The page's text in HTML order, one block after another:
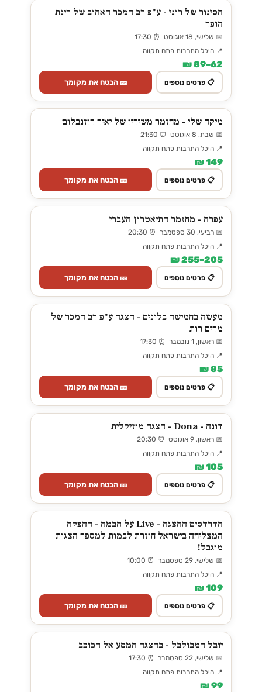
הסינור של רוני - ע"פ רב המכר האהוב של רינת
הופר
📅 שלישי, 18 אוגוסט ⏰ 17:30
📍 היכל התרבות פתח תקווה
62–89 ₪
📋 פרטים נוספים 🎫 הבטח את מקומך
מיקה שלי - מחזמר משיריו של יאיר רוזנבלום
📅 שבת, 8 אוגוסט ⏰ 21:30
📍 היכל התרבות פתח תקווה
149 ₪
📋 פרטים נוספים 🎫 הבטח את מקומך
עפרה - מחזמר התיאטרון העברי
📅 רביעי, 30 ספטמבר ⏰ 20:30
📍 היכל התרבות פתח תקווה
205–255 ₪
📋 פרטים נוספים 🎫 הבטח את מקומך
מעשה בחמישה בלונים - הצגה ע"פ רב המכר של
מרים רות
📅 ראשון, 1 נובמבר ⏰ 17:30
📍 היכל התרבות פתח תקווה
85 ₪
📋 פרטים נוספים 🎫 הבטח את מקומך
דונה - Dona - הצגה מוזיקלית
📅 ראשון, 9 אוגוסט ⏰ 20:30
📍 היכל התרבות פתח תקווה
105 ₪
📋 פרטים נוספים 🎫 הבטח את מקומך
הדרדסים ההצגה - Live על הבמה - ההפקה
המצליחה בישראל חוזרת לבמות למספר הצגות
מוגבל!
📅 שלישי, 29 ספטמבר ⏰ 10:00
📍 היכל התרבות פתח תקווה
109 ₪
📋 פרטים נוספים 🎫 הבטח את מקומך
יובל המבולבל - בהצגה המסע אל הכוכב
📅 שלישי, 22 ספטמבר ⏰ 17:30
📍 היכל התרבות פתח תקווה
99 ₪